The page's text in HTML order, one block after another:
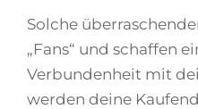
Solche
„Fans“ und schaffen
Verbundenheit mit
werden deine